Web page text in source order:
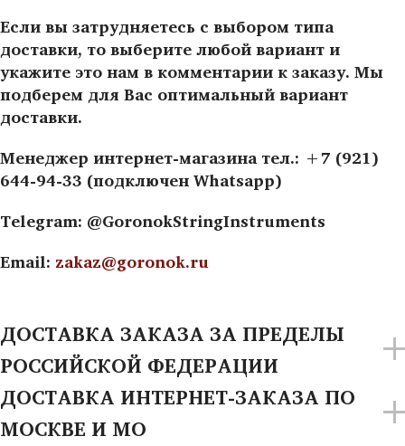
Если вы затрудняетесь с выбором типа
доставки, то выберите любой вариант и
укажите это нам в комментарии к заказу. Мы
подберем для Вас оптимальный вариант
доставки.
Менеджер интернет-магазина тел.: +7 (921)
644-94-33 (подключен Whatsapp)
Telegram: @GoronokStringInstruments
Email: zakaz@goronok.ru
ДОСТАВКА ЗАКАЗА ЗА ПРЕДЕЛЫ
РОССИЙСКОЙ ФЕДЕРАЦИИ
ДОСТАВКА ИНТЕРНЕТ-ЗАКАЗА ПО
МОСКВЕ И МО